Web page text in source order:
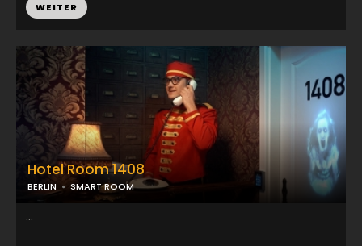
WEITER
Hotel Room 1408
BERLIN SMART ROOM
...